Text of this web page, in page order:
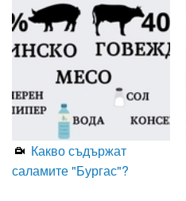
Какво съдържат
саламите "Бургас"?